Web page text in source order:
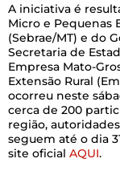
A iniciativa é
Micro e Pequenas
(Sebrae/MT) e do
Secretaria de
Empresa Mato-
Extensão Rural
ocorreu neste
cerca de 200
região,
seguem até o dia
site oficial AQUI.